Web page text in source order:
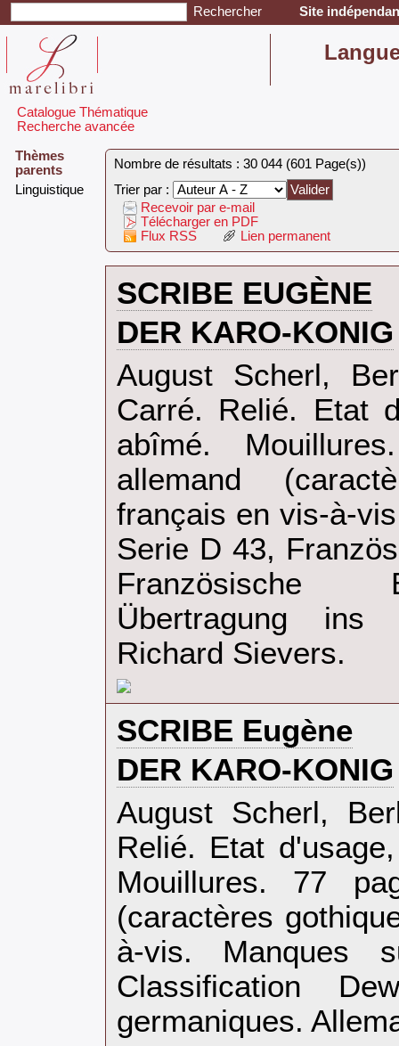
Site
Catalogue Thématique
Recherche avancée
Thèmes
parents
‎Linguistique‎
Nombre de résultats : 30 044 (601 Page(s))
Trier par :
Recevoir par e-mail
Télécharger en PDF
Flux RSS
Lien permanent
‎SCRIBE EUGÈNE‎
‎DER KARO-KONIG‎
‎August Scherl,
Carré. Relié. Etat
abîmé.
allemand
français en vis-à-
Serie D 43,
Französische
Übertragung
Richard Sievers.‎
‎SCRIBE Eugène‎
‎DER KARO-KONIG‎
‎August Scherl,
Relié. Etat
Mouillures. 77
(caractères
à-vis.
Classification
germaniques.